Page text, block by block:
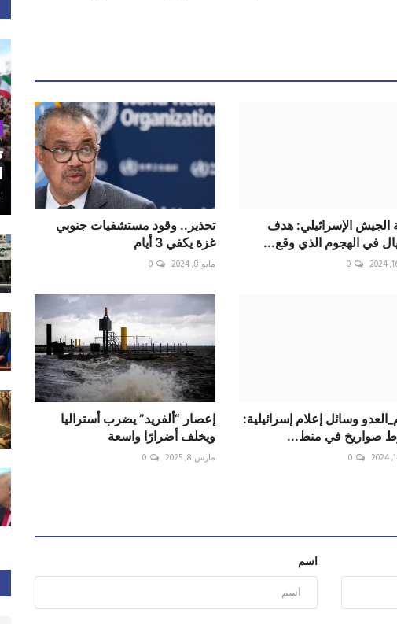
الجيش الإسرائيلي: هدف
في الهجوم الذي وقع...
0
تحذير.. وقود مستشفيات جنوبي
غزة يكفي 3 أيام
مايو 8, 2024 0
وسائل إعلام إسرائيلية:
صواريخ في منط...
0
إعصار “ألفريد” يضرب أستراليا
ويخلف أضرارًا واسعة
مارس 8, 2025 0
اسم